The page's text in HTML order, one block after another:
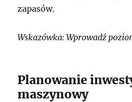
zapasów.
Wskazówka: Wprowadź
Planowanie
maszynowy